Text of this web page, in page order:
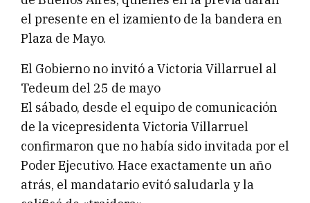
el presente en el izamiento de la bandera en
Plaza de Mayo.
El Gobierno no invitó a Victoria Villarruel al
Tedeum del 25 de mayo
El sábado, desde el equipo de comunicación
de la vicepresidenta Victoria Villarruel
confirmaron que no había sido invitada por el
Poder Ejecutivo. Hace exactamente un año
atrás, el mandatario evitó saludarla y la